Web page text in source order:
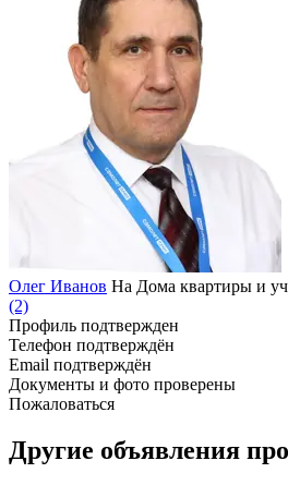
Олег Иванов На Дома квартиры и
(2)
Профиль подтвержден
Телефон подтверждён
Email подтверждён
Документы и фото проверены
Пожаловаться
Другие объявления